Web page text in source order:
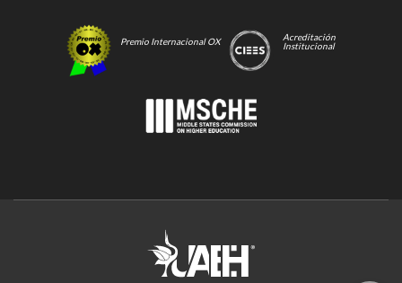
Premio Internacional OX
Acreditación
Institucional